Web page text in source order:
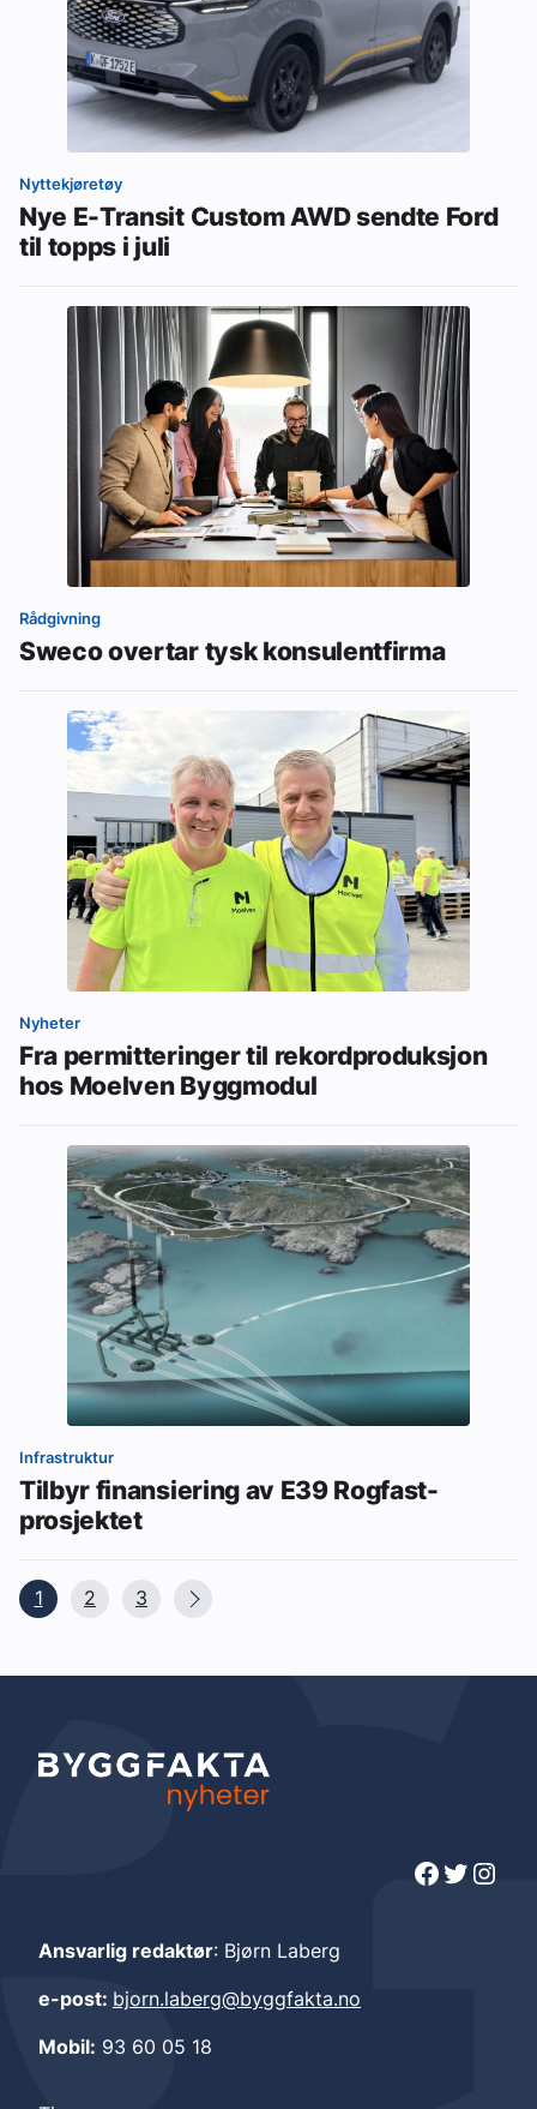
Nyttekjøretøy
Nye E-Transit Custom AWD sendte Ford
til topps i juli
Rådgivning
Sweco overtar tysk konsulentfirma
Nyheter
Fra permitteringer til rekordproduksjon
hos Moelven Byggmodul
Infrastruktur
Tilbyr finansiering av E39 Rogfast-
prosjektet
1 2 3
Facebook Twitter Instagram
Ansvarlig redaktør: Bjørn Laberg
e-post: bjorn.laberg@byggfakta.no
Mobil: 93 60 05 18